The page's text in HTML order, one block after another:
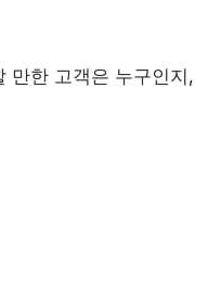
만한 고객은 누구인지,